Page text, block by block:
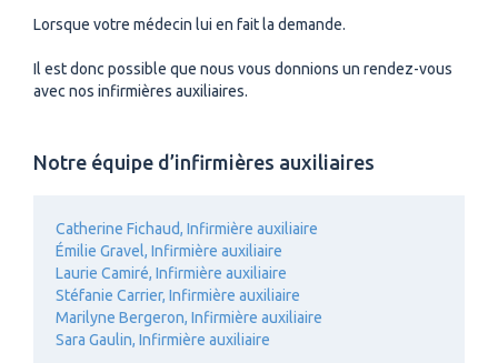
Lorsque votre médecin lui en fait la demande.
Il est donc possible que nous vous donnions un rendez-vous
avec nos infirmières auxiliaires.
Notre équipe d’infirmières auxiliaires
Catherine Fichaud, Infirmière auxiliaire
Émilie Gravel, Infirmière auxiliaire
Laurie Camiré, Infirmière auxiliaire
Stéfanie Carrier, Infirmière auxiliaire
Marilyne Bergeron, Infirmière auxiliaire
Sara Gaulin, Infirmière auxiliaire